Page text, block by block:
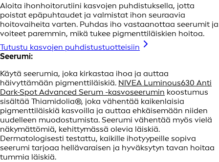
Aloita ihonhoitorutiini kasvojen puhdistuksella, jotta
poistat epäpuhtaudet ja valmistat ihon seuraavia
hoitovaiheita varten. Puhdas iho vastaanottaa seerumit ja
voiteet paremmin, mikä tukee pigmenttiläiskien hoitoa.
Tutustu kasvojen puhdistustuotteisiin
Seerumi:
Käytä seerumia, joka kirkastaa ihoa ja auttaa
häivyttämään pigmenttiläiskiä. NIVEA Luminous630 Anti
Dark-Spot Advanced Serum -kasvoseerumin koostumus
sisältää Thiamidolia®, joka vähentää kaikenlaisia
pigmenttiläiskiä kasvoilla ja auttaa ehkäisemään niiden
uudelleen muodostumista. Seerumi vähentää myös vielä
näkymättömiä, kehittymässä olevia läiskiä.
Dermatologisesti testattu, kaikille ihotyypeille sopiva
seerumi tarjoaa hellävaraisen ja hyväksytyn tavan hoitaa
tummia läiskiä.